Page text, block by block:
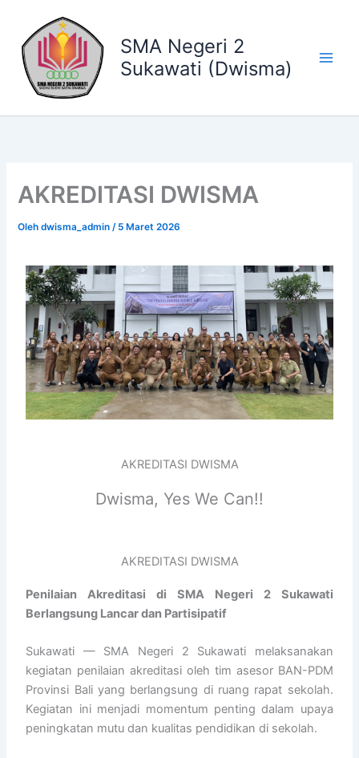
konten
SMA Negeri 2
Sukawati (Dwisma)
AKREDITASI DWISMA
Olehdwisma_admin/ 5 Maret 2026
AKREDITASI DWISMA
Dwisma, Yes We Can!!
AKREDITASI DWISMA
Penilaian Akreditasi di SMA Negeri 2 Sukawati
Berlangsung Lancar dan Partisipatif
Sukawati — SMA Negeri 2 Sukawati melaksanakan
kegiatan penilaian akreditasi oleh tim asesor BAN-PDM
Provinsi Bali yang berlangsung di ruang rapat sekolah.
Kegiatan ini menjadi momentum penting dalam upaya
peningkatan mutu dan kualitas pendidikan di sekolah.